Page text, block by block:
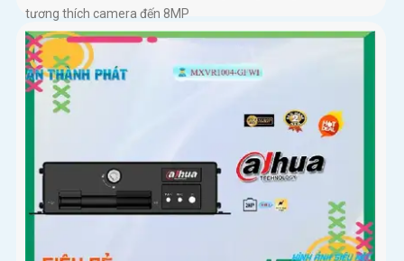
tương thích camera đến 8MP